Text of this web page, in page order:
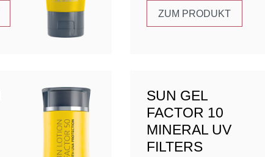
ZUM PRODUKT
SUN GEL
FACTOR 10
MINERAL UV
FILTERS